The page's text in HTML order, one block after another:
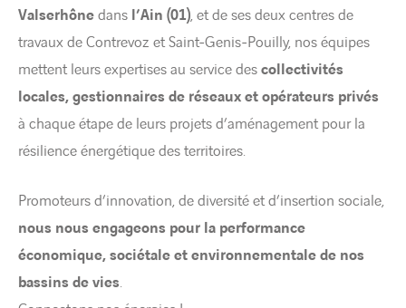
Valserhônedans l’Ain (01), et de ses deux centres de
travaux de Contrevoz et Saint-Genis-Pouilly, nos équipes
mettent leurs expertises au service descollectivités
locales, gestionnaires de réseaux et opérateurs privés
à chaque étape de leurs projets d’aménagement pour la
résilience énergétique des territoires.
Promoteurs d’innovation, de diversité et d’insertion sociale,
nous nous engageons pour la performance
économique, sociétale et environnementale de nos
bassins de vies.